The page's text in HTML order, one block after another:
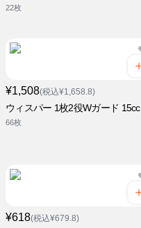
22枚
¥1,508(税込¥1,658.8)
ウィスパー 1枚2役Wガード 15cc
66枚
¥618(税込¥679.8)